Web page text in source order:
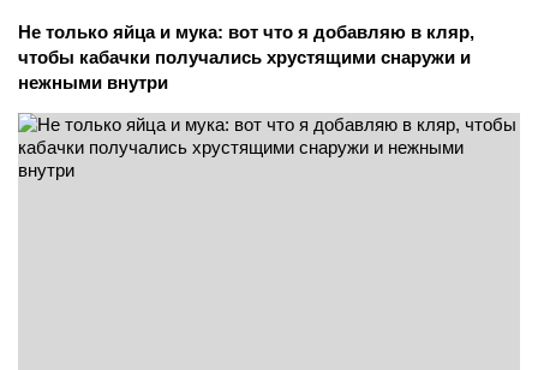
Не только яйца и мука: вот что я добавляю в кляр,
чтобы кабачки получались хрустящими снаружи и
нежными внутри